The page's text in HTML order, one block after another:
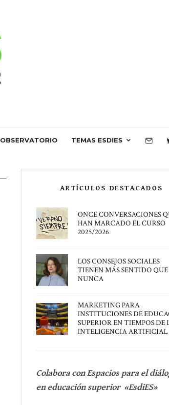
OBSERVATORIO TEMAS ESDIES
ARTÍCULOS DESTACADOS
ONCE CONVERSACIONES
HAN MARCADO EL CURSO
2025/2026
LOS CONSEJOS SOCIALES
TIENEN MÁS SENTIDO QUE
NUNCA
MARKETING PARA
INSTITUCIONES DE
SUPERIOR EN TIEMPOS DE
INTELIGENCIA ARTIFICIAL
Colabora con Espacios para el
en educación superior «EsdiES»